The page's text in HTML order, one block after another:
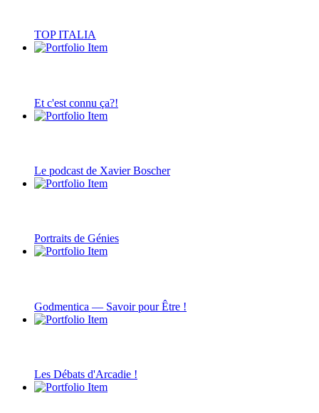
TOP ITALIA
Et c'est connu ça?!
Le podcast de Xavier Boscher
Portraits de Génies
Godmentica — Savoir pour Être !
Les Débats d'Arcadie !